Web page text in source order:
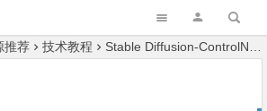
推荐 技术教程 Stable Diffusion-ControlNet详解